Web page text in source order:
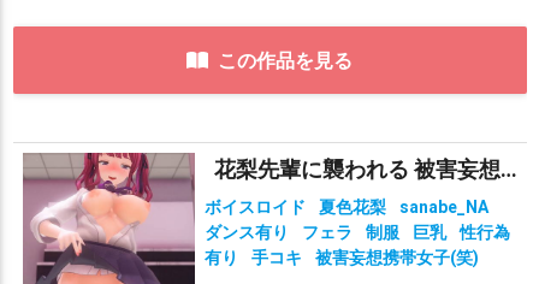
この作品を見る
花梨先輩に襲われる 被害妄想携帯女子（笑）
ボイスロイド 夏色花梨
sanabe_NA
ダンス有り
フェラ 制服 巨乳
性行為
有り
手コキ 被害妄想携帯女子(笑)